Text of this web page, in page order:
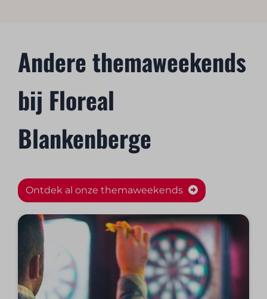
Andere themaweekends
bij Floreal
Blankenberge
Ontdek al onze themaweekends